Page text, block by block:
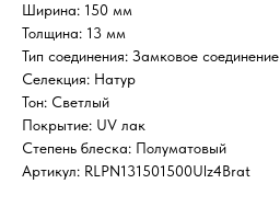
Ширина: 150 мм
Толщина: 13 мм
Тип соединения: Замковое соединение
Селекция: Натур
Тон: Светлый
Покрытие: UV лак
Степень блеска: Полуматовый
Артикул: RLPN131501500Ulz4Brat